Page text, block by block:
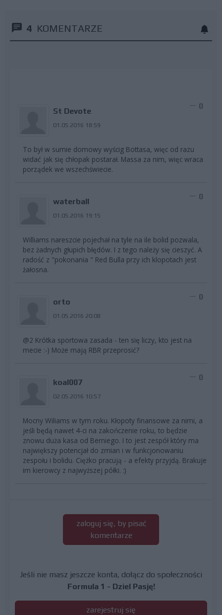
4 KOMENTARZE
St Devote
01.05.2016 18:59
0
To był w sumie domowy wyścig Bottasa, więc od razu
widać jak się chłopak postarał. Massa za nim, więc wraca
porządek we wszechświecie.
waterball
01.05.2016 19:15
0
Williams nareszcie pojechał na tyle na ile bolid pozwala,
bez żadnych głupich błędów. I z tego należy się cieszyć. A
radość z "pokonania " Red Bulla przy ich klopotach jest
żałosna.
orto
01.05.2016 20:08
0
@2 Krótka sportowa zasada - ten się liczy, kto jest na
mecie :-) Może mają RBR przeprosić?
koal007
02.05.2016 10:57
0
Mocny Wiliams w tym roku. Kłopoty finansowe za nimi, a
jeśli będą nawet 4-ci na zakończenie roku, to będzie
znowu duża kasa od Berniego. I to jest zespół który ma
największy potencjał do zmian i w funkcjonowaniu
zespołu i bolidu. Ciężko pracują - a efekty przyjdą. Brakuje
im kierowcy z najwyższej półki. :)
zaloguj się, by pisać
komentarze
Jeśli nie masz jeszcze konta, dołącz do społeczności
Formula 1 - Dziel Pasję!
zarejestruj się